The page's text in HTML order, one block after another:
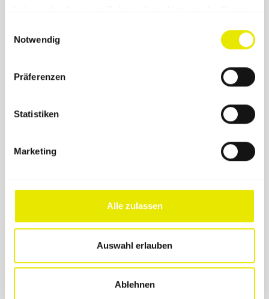
Notwendig
Präferenzen
Statistiken
Marketing
Alle zulassen
Auswahl erlauben
Ablehnen
Food Festival mit Deinem Street Food Zelt.